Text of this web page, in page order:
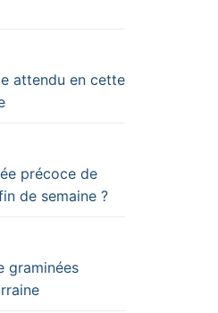
attendu en cette
précoce de
de semaine ?
graminées